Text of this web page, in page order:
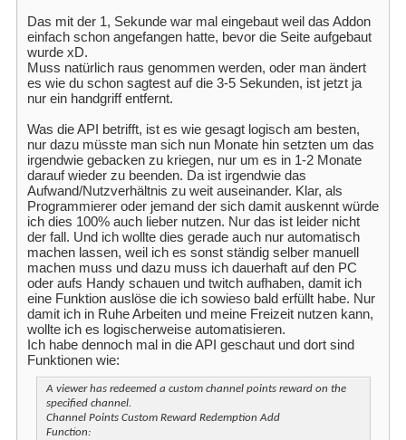
Das mit der 1, Sekunde war mal eingebaut weil das Addon
einfach schon angefangen hatte, bevor die Seite aufgebaut
wurde xD.
Muss natürlich raus genommen werden, oder man ändert
es wie du schon sagtest auf die 3-5 Sekunden, ist jetzt ja
nur ein handgriff entfernt.
Was die API betrifft, ist es wie gesagt logisch am besten,
nur dazu müsste man sich nun Monate hin setzten um das
irgendwie gebacken zu kriegen, nur um es in 1-2 Monate
darauf wieder zu beenden. Da ist irgendwie das
Aufwand/Nutzverhältnis zu weit auseinander. Klar, als
Programmierer oder jemand der sich damit auskennt würde
ich dies 100% auch lieber nutzen. Nur das ist leider nicht
der fall. Und ich wollte dies gerade auch nur automatisch
machen lassen, weil ich es sonst ständig selber manuell
machen muss und dazu muss ich dauerhaft auf den PC
oder aufs Handy schauen und twitch aufhaben, damit ich
eine Funktion auslöse die ich sowieso bald erfüllt habe. Nur
damit ich in Ruhe Arbeiten und meine Freizeit nutzen kann,
wollte ich es logischerweise automatisieren.
Ich habe dennoch mal in die API geschaut und dort sind
Funktionen wie:
A viewer has redeemed a custom channel points reward on the
specified channel.
Channel Points Custom Reward Redemption Add
Function: